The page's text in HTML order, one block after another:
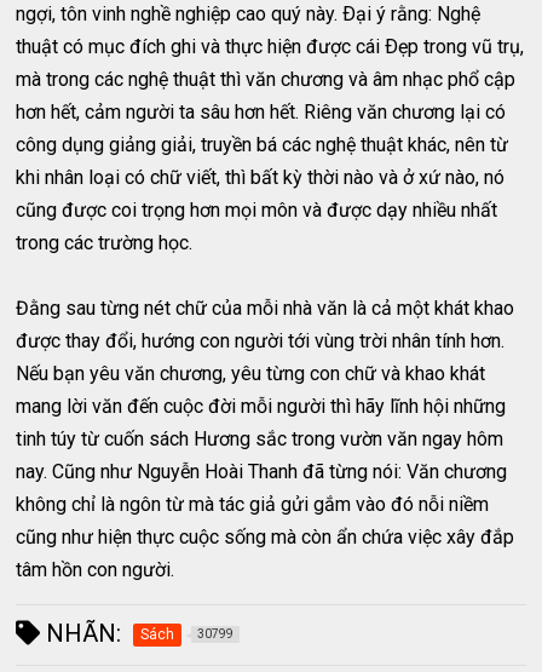
ngợi, tôn vinh nghề nghiệp cao quý này. Ðại ý rằng: Nghệ
thuật có mục đích ghi và thực hiện được cái Ðẹp trong vũ trụ,
mà trong các nghệ thuật thì văn chương và âm nhạc phổ cập
hơn hết, cảm người ta sâu hơn hết. Riêng văn chương lại có
công dụng giảng giải, truyền bá các nghệ thuật khác, nên từ
khi nhân loại có chữ viết, thì bất kỳ thời nào và ở xứ nào, nó
cũng được coi trọng hơn mọi môn và được dạy nhiều nhất
trong các trường học.
Đằng sau từng nét chữ của mỗi nhà văn là cả một khát khao
được thay đổi, hướng con người tới vùng trời nhân tính hơn.
Nếu bạn yêu văn chương, yêu từng con chữ và khao khát
mang lời văn đến cuộc đời mỗi người thì hãy lĩnh hội những
tinh túy từ cuốn sách Hương sắc trong vườn văn ngay hôm
nay. Cũng như Nguyễn Hoài Thanh đã từng nói: Văn chương
không chỉ là ngôn từ mà tác giả gửi gắm vào đó nỗi niềm
cũng như hiện thực cuộc sống mà còn ẩn chứa việc xây đắp
tâm hồn con người.
NHÃN: Sách 30799